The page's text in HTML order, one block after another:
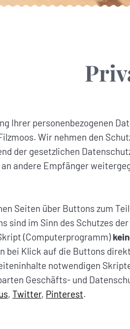
Ihrer personenbezogenen
Wir nehmen den
der gesetzlichen
andere Empfänger
Seiten über Buttons zum
sind im Sinn des Schutzes
(Computerprogramm)
bei Klick auf die Buttons
notwendigen
Geschäfts- und
, Twitter, Pinterest.